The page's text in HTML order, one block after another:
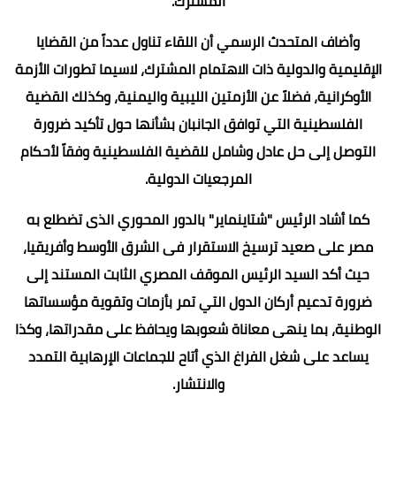
وأضاف المتحدث الرسمي أن اللقاء تناول عدداً من القضايا
الإقليمية والدولية ذات الاهتمام المشترك، لاسيما تطورات الأزمة
الأوكرانية، فضلاً عن الأزمتين الليبية واليمنية، وكذلك القضية
الفلسطينية التي توافق الجانبان بشأنها حول تأكيد ضرورة
التوصل إلى حل عادل وشامل للقضية الفلسطينية وفقاً لأحكام
المرجعيات الدولية.
كما أشاد الرئيس "شتاينماير" بالدور المحوري الذى تضطلع به
مصر على صعيد ترسيخ الاستقرار فى الشرق الأوسط وأفريقيا،
حيث أكد السيد الرئيس الموقف المصري الثابت المستند إلى
ضرورة تدعيم أركان الدول التي تمر بأزمات وتقوية مؤسساتها
الوطنية، بما ينهى معاناة شعوبها ويحافظ على مقدراتها، وكذا
يساعد على شغل الفراغ الذي أتاح للجماعات الإرهابية التمدد
والانتشار.